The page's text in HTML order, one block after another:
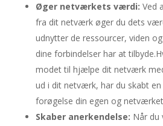
Øger netværkets værdi: Ved
fra dit netværk øger du dets
udnytter de ressourcer, viden
dine forbindelser har at
modet til hjælpe dit netværk
ud i dit netværk, har du skabt
forøgelse din egen og
Skaber anerkendelse: Når du